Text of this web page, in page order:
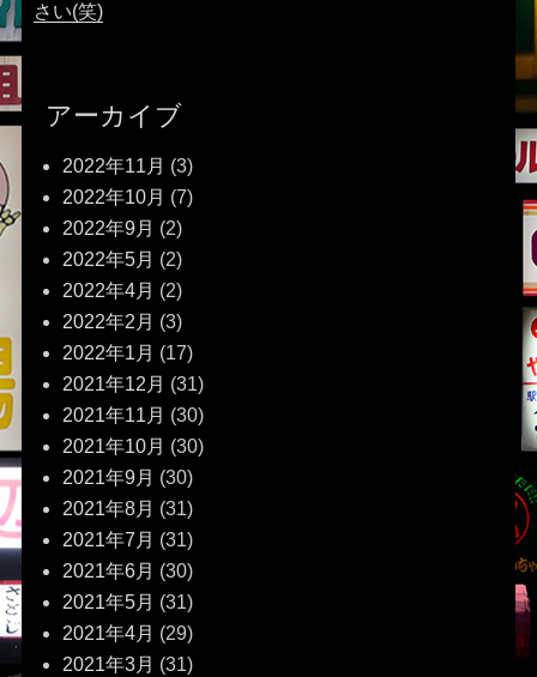
さい(笑)
アーカイブ
2022年11月 (3)
2022年10月 (7)
2022年9月 (2)
2022年5月 (2)
2022年4月 (2)
2022年2月 (3)
2022年1月 (17)
2021年12月 (31)
2021年11月 (30)
2021年10月 (30)
2021年9月 (30)
2021年8月 (31)
2021年7月 (31)
2021年6月 (30)
2021年5月 (31)
2021年4月 (29)
2021年3月 (31)